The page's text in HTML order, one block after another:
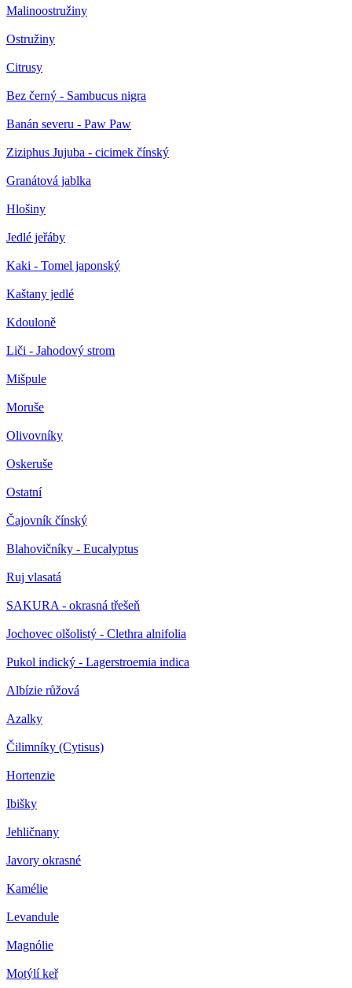
Malinoostružiny
Ostružiny
Citrusy
Bez černý - Sambucus nigra
Banán severu - Paw Paw
Ziziphus Jujuba - cicimek čínský
Granátová jablka
Hlošiny
Jedlé jeřáby
Kaki - Tomel japonský
Kaštany jedlé
Kdouloně
Liči - Jahodový strom
Mišpule
Moruše
Olivovníky
Oskeruše
Ostatní
Čajovník čínský
Blahovičníky - Eucalyptus
Ruj vlasatá
SAKURA - okrasná třešeň
Jochovec olšolistý - Clethra alnifolia
Pukol indický - Lagerstroemia indica
Albízie růžová
Azalky
Čilimníky (Cytisus)
Hortenzie
Ibišky
Jehličnany
Javory okrasné
Kamélie
Levandule
Magnólie
Motýlí keř